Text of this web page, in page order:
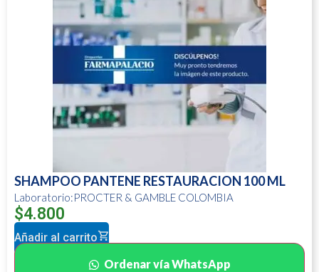
SHAMPOO PANTENE RESTAURACION 100 ML
Laboratorio:PROCTER & GAMBLE COLOMBIA
$4.800
Añadir al carrito
Ordenar vía WhatsApp